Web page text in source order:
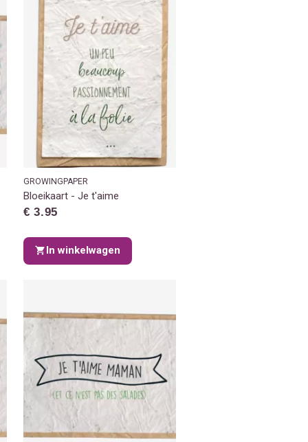
GROWINGPAPER
Bloeikaart - Je t'aime
€ 3.95
In winkelwagen